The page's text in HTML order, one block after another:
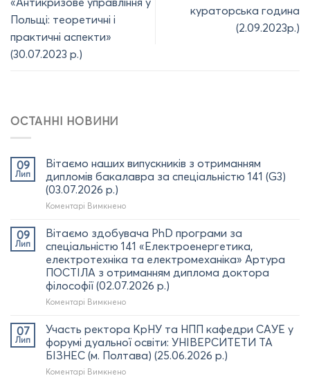
Польщі: теоретичні і
практичні аспекти»
(30.07.2023 р.)
кураторська година
(2.09.2023р.)
ОСТАННІ НОВИНИ
09
Лип
Вітаємо наших випускників з отриманням
дипломів бакалавра за спеціальністю 141 (G3)
(03.07.2026 р.)
Коментарі Вимкненодо
випускників
з
отриманням
дипломів
бакалавра
за
141
(G3)
(03.07.2026
р.)
09
Лип
Вітаємо здобувача PhD програми за
спеціальністю 141 «Електроенергетика,
електротехніка та електромеханіка» Артура
ПОСТІЛА з отриманням диплома доктора
філософії (02.07.2026 р.)
Коментарі Вимкненодо
здобувача
PhD
програми за
спеціальністю
141
07
Лип
Участь ректора КрНУ та НПП кафедри САУЕ у
форумі дуальної освіти: УНІВЕРСИТЕТИ ТА
БІЗНЕС (м. Полтава) (25.06.2026 р.)
Коментарі Вимкненодо